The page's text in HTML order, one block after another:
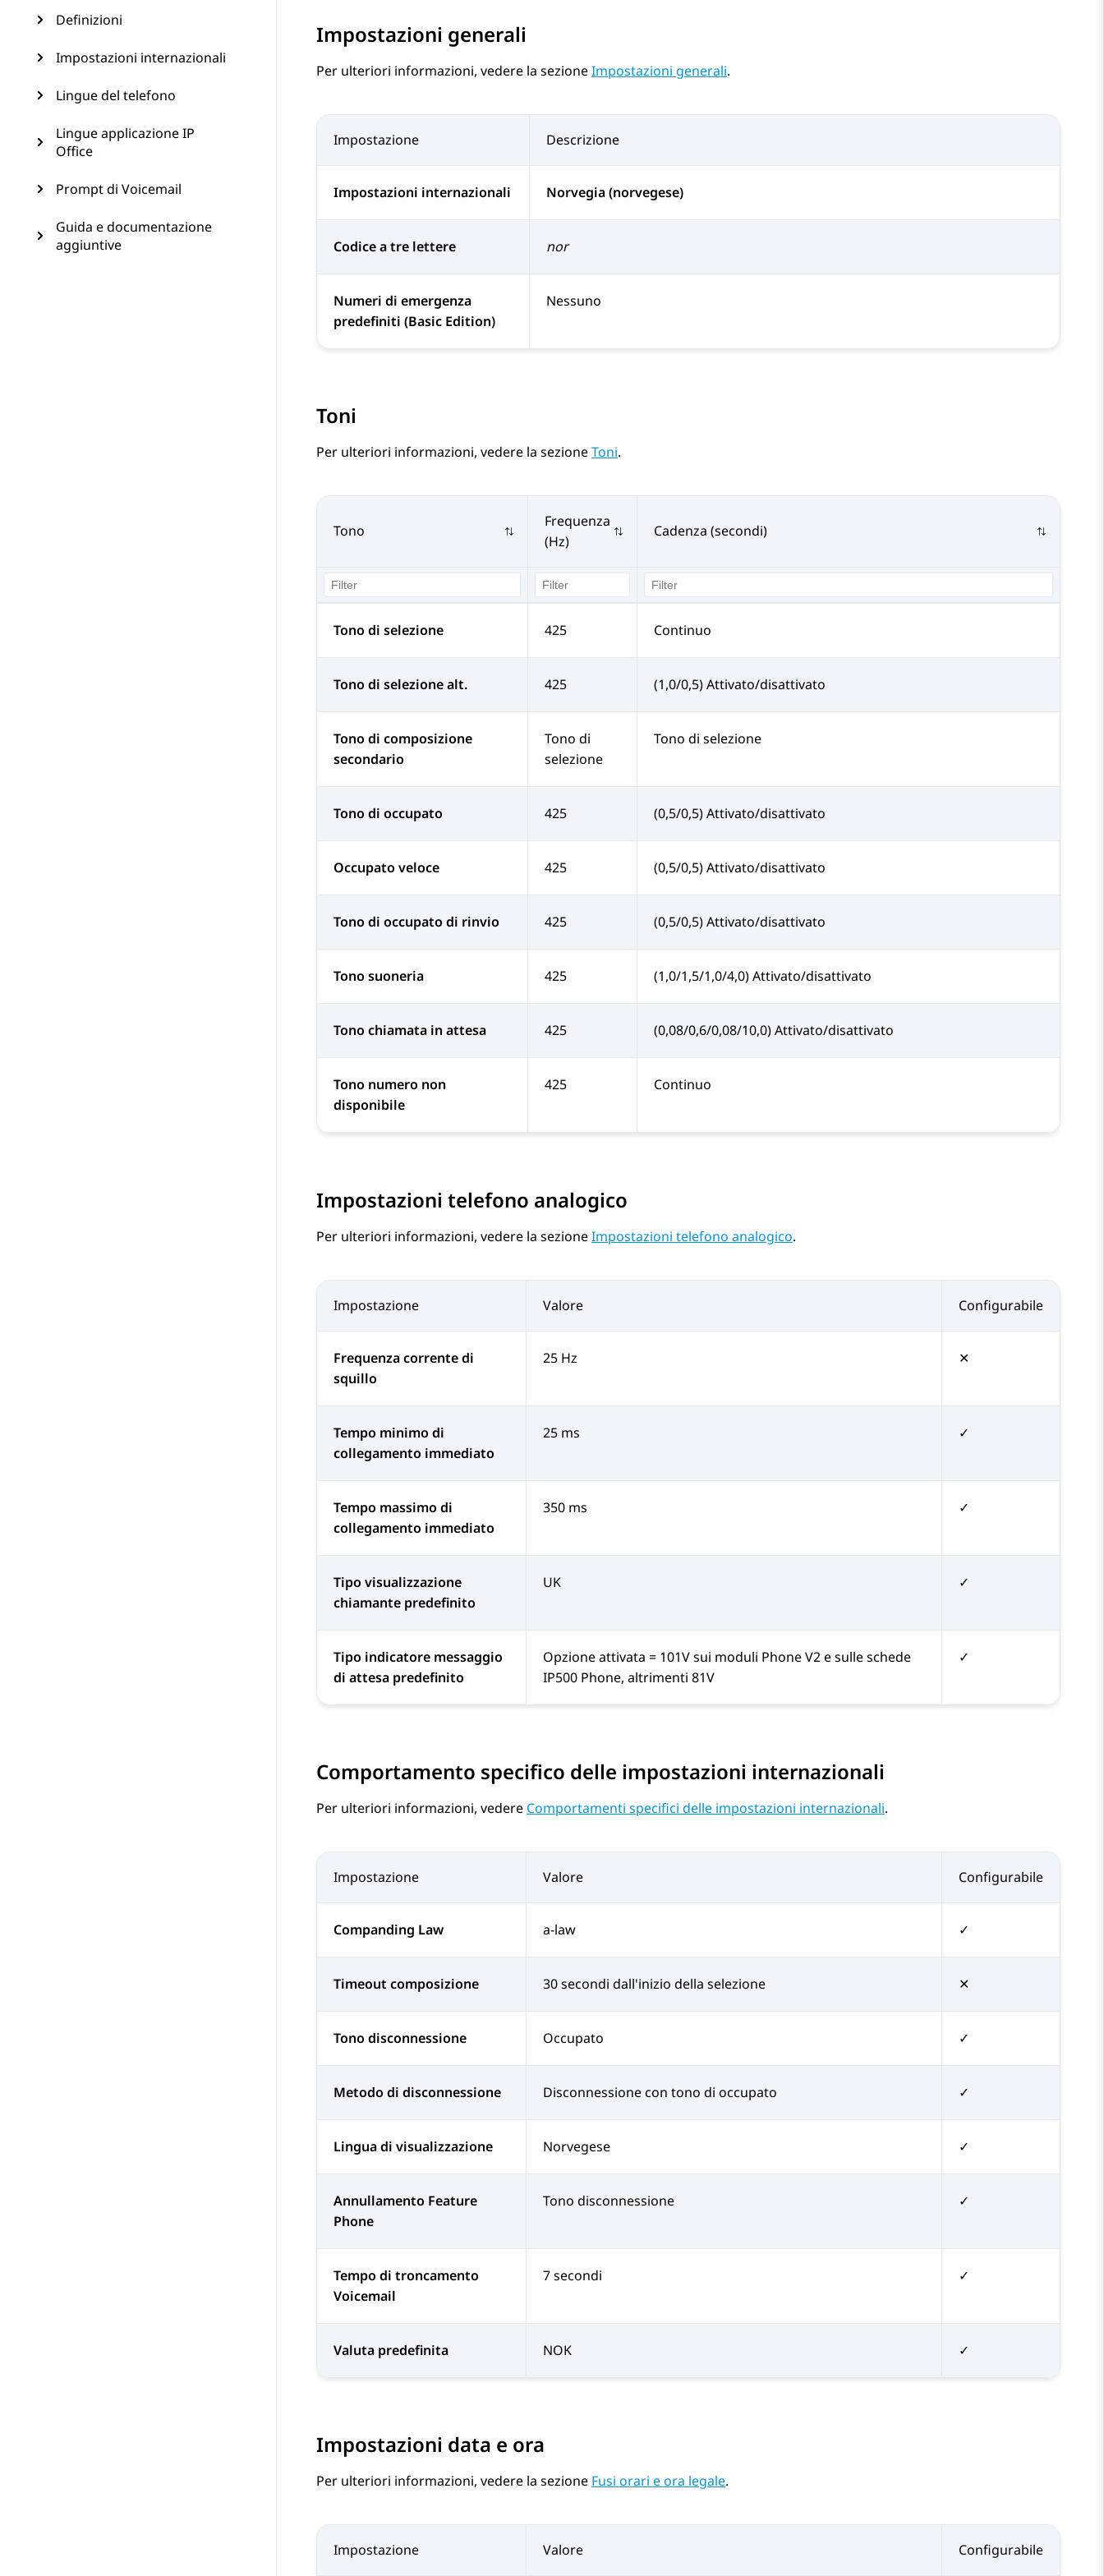
Definizioni
Impostazioni internazionali
Lingue del telefono
Lingue applicazione IP
Office
Prompt di Voicemail
Guida e documentazione
aggiuntive
Impostazioni generali
Per ulteriori informazioni, vedere la sezioneImpostazioni generali.
Impostazione Descrizione
Impostazioni internazionali Norvegia (norvegese)
Codice a tre lettere nor
Numeri di emergenza
predefiniti (Basic Edition)
Nessuno
Toni
Per ulteriori informazioni, vedere la sezioneToni.
Tono
Frequenza
(Hz)
Cadenza (secondi)
Tono di selezione 425 Continuo
Tono di selezione alt. 425 (1,0/0,5) Attivato/disattivato
Tono di composizione
secondario
Tono di
selezione
Tono di selezione
Tono di occupato 425 (0,5/0,5) Attivato/disattivato
Occupato veloce 425 (0,5/0,5) Attivato/disattivato
Tono di occupato di rinvio 425 (0,5/0,5) Attivato/disattivato
Tono suoneria 425 (1,0/1,5/1,0/4,0) Attivato/disattivato
Tono chiamata in attesa 425 (0,08/0,6/0,08/10,0) Attivato/disattivato
Tono numero non
disponibile
425 Continuo
Impostazioni telefono analogico
Per ulteriori informazioni, vedere la sezioneImpostazioni telefono analogico.
Impostazione Valore Configurabile
Frequenza corrente di
squillo
25 Hz ✕
Tempo minimo di
collegamento immediato
25 ms ✓
Tempo massimo di
collegamento immediato
350 ms ✓
Tipo visualizzazione
chiamante predefinito
UK ✓
Tipo indicatore messaggio
di attesa predefinito
Opzione attivata = 101V sui moduli Phone V2 e sulle schede
IP500 Phone, altrimenti 81V
✓
Comportamento specifico delle impostazioni internazionali
Per ulteriori informazioni, vedere Comportamenti specifici delle impostazioni internazionali.
Impostazione Valore Configurabile
Companding Law a-law ✓
Timeout composizione 30 secondi dall'inizio della selezione ✕
Tono disconnessione Occupato ✓
Metodo di disconnessione Disconnessione con tono di occupato ✓
Lingua di visualizzazione Norvegese ✓
Annullamento Feature
Phone
Tono disconnessione ✓
Tempo di troncamento
Voicemail
7 secondi ✓
Valuta predefinita NOK ✓
Impostazioni data e ora
Per ulteriori informazioni, vedere la sezione Fusi orari e ora legale.
Impostazione Valore Configurabile